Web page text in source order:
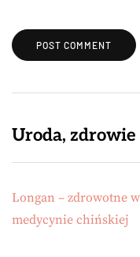
Uroda, zdrowie
Longan – zdrowotne
medycynie chińskiej